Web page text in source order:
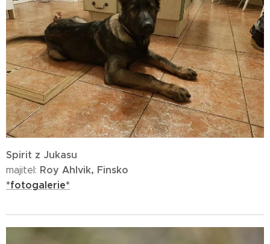
Spirit z Jukasu
majitel: Roy Ahlvik, Finsko
*fotogalerie*